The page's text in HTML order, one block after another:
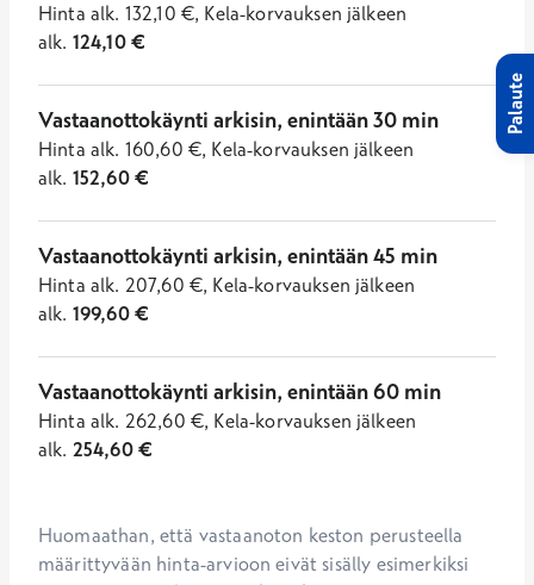
Hinta alk. 132,10 €, Kela-korvauksen jälkeen
alk. 124,10€
Vastaanottokäynti arkisin, enintään 30 min
Hinta alk. 160,60 €, Kela-korvauksen jälkeen
alk. 152,60€
Vastaanottokäynti arkisin, enintään 45 min
Hinta alk. 207,60 €, Kela-korvauksen jälkeen
alk. 199,60€
Vastaanottokäynti arkisin, enintään 60 min
Hinta alk. 262,60 €, Kela-korvauksen jälkeen
alk. 254,60€
Huomaathan, että vastaanoton keston perusteella
määrittyvään hinta-arvioon eivät sisälly esimerkiksi
Palaute